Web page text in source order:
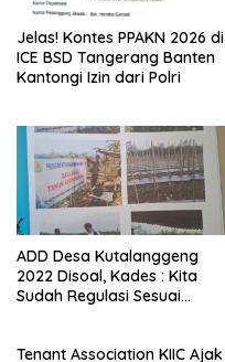
Jelas! Kontes PPAKN 2026 di
ICE BSD Tangerang Banten
Kantongi Izin dari Polri
ADD Desa Kutalanggeng
2022 Disoal, Kades : Kita
Sudah Regulasi Sesuai
Tenant Association KIIC Ajak